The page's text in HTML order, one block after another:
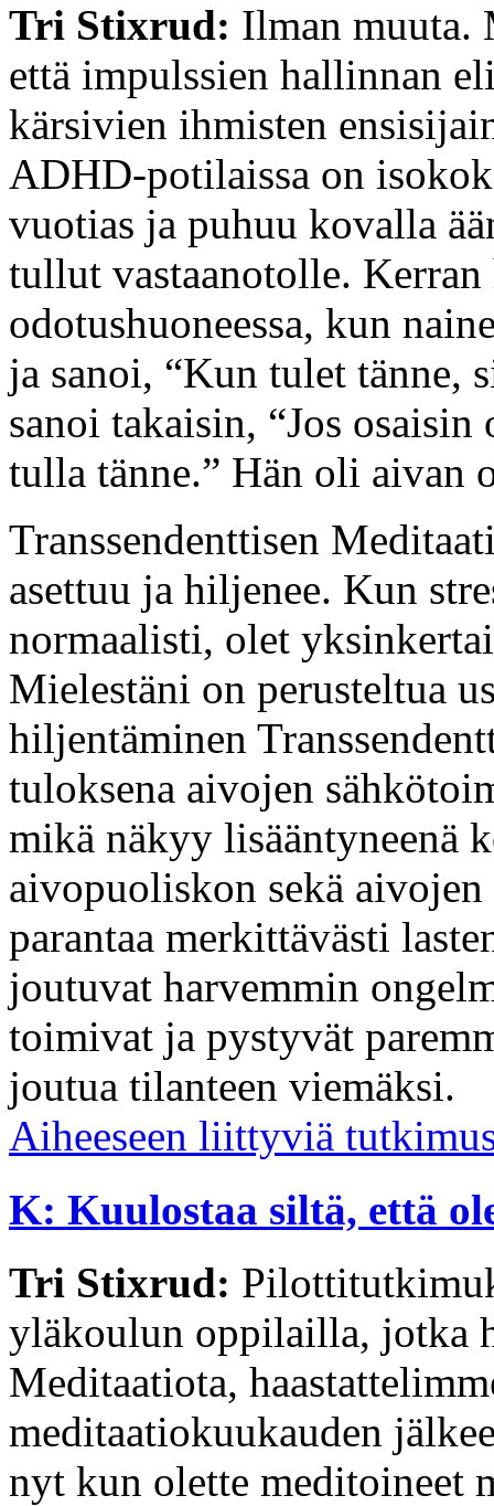
Tri Stixrud: Ilman muuta.
että impulssien hallinnan
kärsivien ihmisten
ADHD-potilaissa on
vuotias ja puhuu kovalla
tullut vastaanotolle. Kerran
odotushuoneessa, kun
ja sanoi, “Kun tulet tänne,
sanoi takaisin, “Jos
tulla tänne.” Hän oli aivan
Transsendenttisen
asettuu ja hiljenee. Kun
normaalisti, olet
Mielestäni on perusteltua
hiljentäminen
tuloksena aivojen
mikä näkyy lisääntyneenä
aivopuoliskon sekä
parantaa merkittävästi
joutuvat harvemmin
toimivat ja pystyvät
joutua tilanteen viemäksi.
Aiheeseen liittyviä
K: Kuulostaa siltä, että
Tri Stixrud:
yläkoulun oppilailla, jotka
Meditaatiota,
meditaatiokuukauden
nyt kun olette meditoineet